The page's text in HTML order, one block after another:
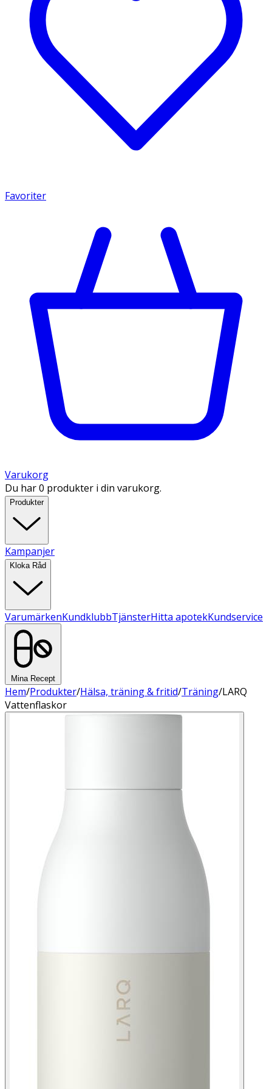
Favoriter
Varukorg
Du har 0 produkter i din varukorg.
Produkter
Kampanjer
Kloka Råd
VarumärkenKundklubbTjänsterHitta apotekKundservice
Mina Recept
Hem/Produkter/Hälsa, träning & fritid/Träning/LARQ
Vattenflaskor